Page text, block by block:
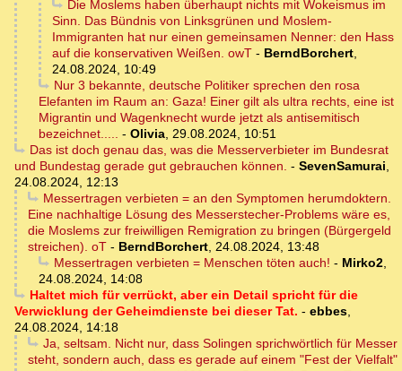
Die Moslems haben überhaupt nichts mit Wokeismus im
Sinn. Das Bündnis von Linksgrünen und Moslem-
Immigranten hat nur einen gemeinsamen Nenner: den Hass
auf die konservativen Weißen. owT - BerndBorchert,
24.08.2024, 10:49
Nur 3 bekannte, deutsche Politiker sprechen den rosa
Elefanten im Raum an: Gaza! Einer gilt als ultra rechts, eine ist
Migrantin und Wagenknecht wurde jetzt als antisemitisch
bezeichnet..... - Olivia, 29.08.2024, 10:51
Das ist doch genau das, was die Messerverbieter im Bundesrat
und Bundestag gerade gut gebrauchen können. - SevenSamurai,
24.08.2024, 12:13
Messertragen verbieten = an den Symptomen herumdoktern.
Eine nachhaltige Lösung des Messerstecher-Problems wäre es,
die Moslems zur freiwilligen Remigration zu bringen (Bürgergeld
streichen). oT - BerndBorchert, 24.08.2024, 13:48
Messertragen verbieten = Menschen töten auch! - Mirko2,
24.08.2024, 14:08
Haltet mich für verrückt, aber ein Detail spricht für die
Verwicklung der Geheimdienste bei dieser Tat. - ebbes,
24.08.2024, 14:18
Ja, seltsam. Nicht nur, dass Solingen sprichwörtlich für Messer
steht, sondern auch, dass es gerade auf einem "Fest der Vielfalt"